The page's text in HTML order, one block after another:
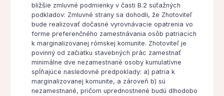
bližšie zmluvné podmienky v časti B.2 súťažných
podkladov: Zmluvné strany sa dohodli, že Zhotoviteľ
bude realizovať dočasné vyrovnávacie opatrenia vo
forme preferenčného zamestnávania osôb patriacich
k marginalizovanej rómskej komunite. Zhotoviteľ je
povinný od začiatku stavebných prác zamestnať
minimálne dve nezamestnané osoby kumulatívne
spĺňajúce nasledovné predpoklady: a) patria k
marginalizovanej komunite, a zároveň b) sú
nezamestnané, pričom uprednostnené budú dlhodobo